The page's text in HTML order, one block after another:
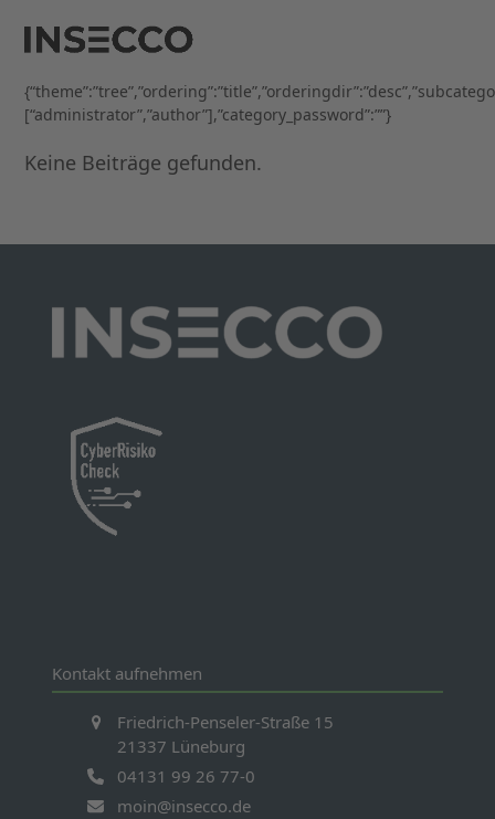
content
mobile
menu
mobile
menu
[“administrator”,”author”],”category_password”:””}
Keine Beiträge gefunden.
Kontakt aufnehmen
Friedrich-Penseler-Straße 15
21337 Lüneburg
04131 99 26 77-0
moin@insecco.de